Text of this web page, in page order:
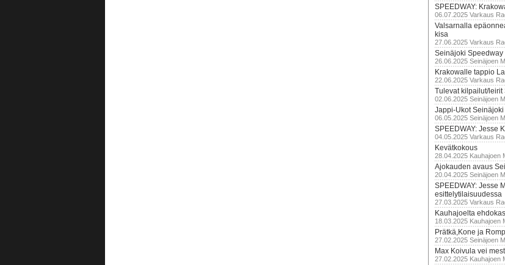
SPEEDWAY:
06.07.2025 Varkaus
Valsarnalla
kisa
27.06.2025 Varkaus
Seinäjoki Speedway
26.06.2025 Seinäjoen
Krakowalle tappio
22.06.2025 Varkaus
Tulevat kilpailut/
02.06.2025 Seinäjoen
Jappi-Ukot
06.05.2025 Seinäjoen
SPEEDWAY: Jesse
04.05.2025 Varkaus
Kevätkokous
28.04.2025 Kauhajoen
Ajokauden avaus
20.04.2025 Seinäjoen
SPEEDWAY: Jesse
esittelytilaisuudessa
27.03.2025 Varkaus
Kauhajoelta
18.03.2025 Kauhajoen
Prätkä,Kone ja
27.02.2025 Seinäjoen
Max Koivula vei
27.02.2025 Kauhajoen